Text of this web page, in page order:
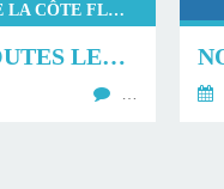
BONNE NOUVELLE DE LA CÔTE FLEURIE
RETROUVEZ TOUTES LES VIDÉOS DE LA BONNE NOUVELLE DE LA CÔTE FLEURIE.